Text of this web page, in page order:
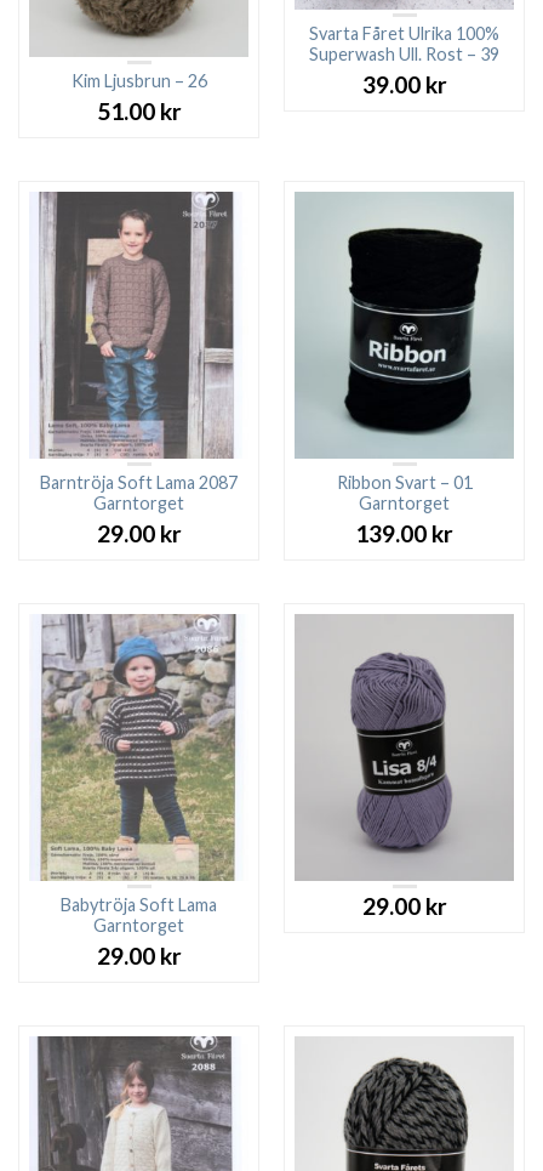
Kim Ljusbrun – 26
51.00 kr
Svarta Fåret Ulrika 100%
Superwash Ull. Rost – 39
39.00 kr
Barntröja Soft Lama 2087
Garntorget
29.00 kr
Ribbon Svart – 01
Garntorget
139.00 kr
Babytröja Soft Lama
Garntorget
29.00 kr
29.00 kr